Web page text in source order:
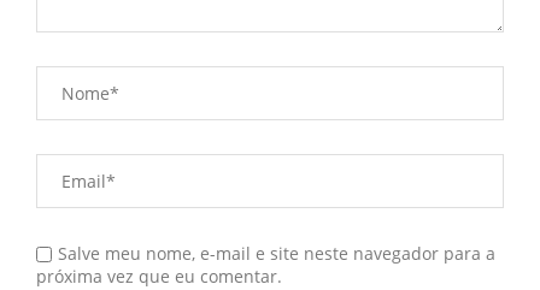
Salve meu nome, e-mail e site neste navegador para a
próxima vez que eu comentar.